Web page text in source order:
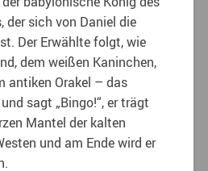
der sich von Daniel die
Der Erwählte folgt, wie
dem weißen Kaninchen,
antiken Orakel – das
sagt „Bingo!“, er trägt
Mantel der kalten
und am Ende wird er